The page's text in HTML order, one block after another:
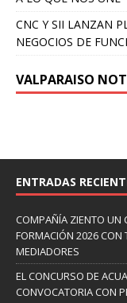
CNC Y SII LANZAN
NEGOCIOS DE
VALPARAISO
ENTRADAS
COMPAÑÍA ZIENTO UN
FORMACIÓN 2026 CON
MEDIADORES
EL CONCURSO DE
CONVOCATORIA CON